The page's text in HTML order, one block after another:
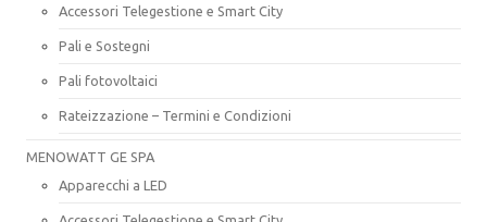
Accessori Telegestione e Smart City
Pali e Sostegni
Pali fotovoltaici
Rateizzazione – Termini e Condizioni
MENOWATT GE SPA
Apparecchi a LED